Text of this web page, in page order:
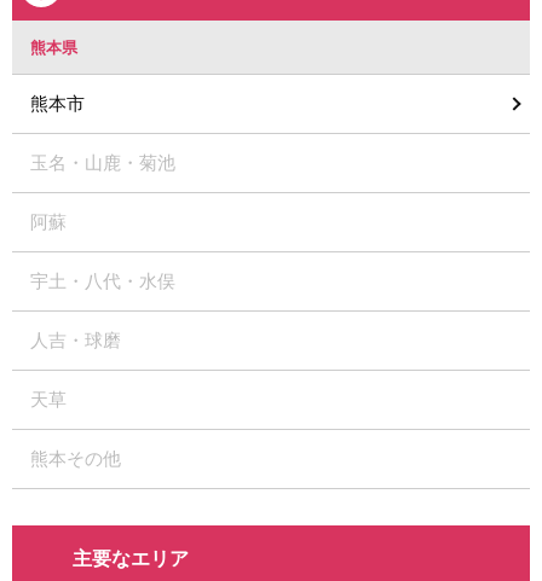
熊本県
熊本市
玉名・山鹿・菊池
阿蘇
宇土・八代・水俣
人吉・球磨
天草
熊本その他
主要なエリア